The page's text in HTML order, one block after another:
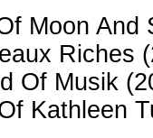
Moon And
Riches
Of Musik
Kathleen